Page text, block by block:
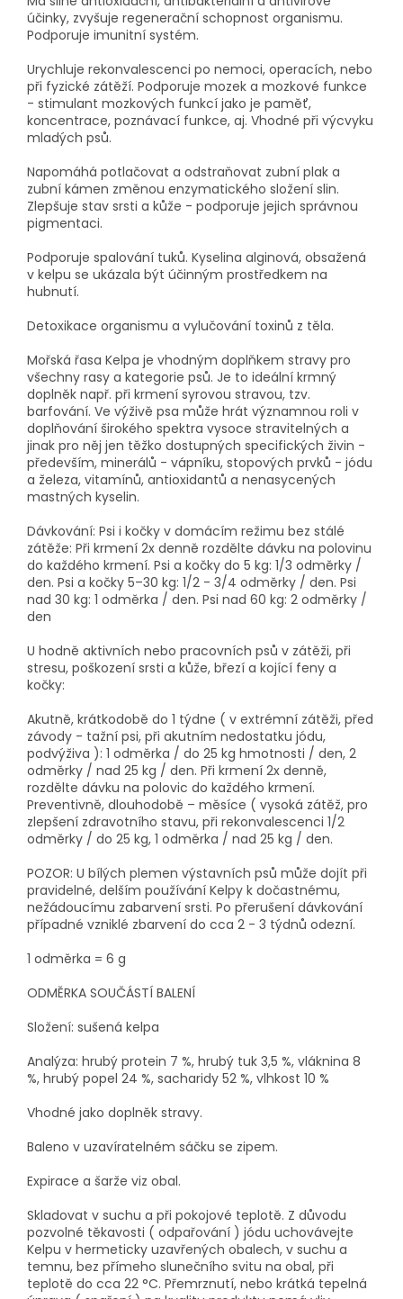
účinky, zvyšuje regenerační schopnost organismu.
Podporuje imunitní systém.
Urychluje rekonvalescenci po nemoci, operacích, nebo
při fyzické zátěží. Podporuje mozek a mozkové funkce
- stimulant mozkových funkcí jako je paměť,
koncentrace, poznávací funkce, aj. Vhodné při výcvyku
mladých psů.
Napomáhá potlačovat a odstraňovat zubní plak a
zubní kámen změnou enzymatického složení slin.
Zlepšuje stav srsti a kůže - podporuje jejich správnou
pigmentaci.
Podporuje spalování tuků. Kyselina alginová, obsažená
v kelpu se ukázala být účinným prostředkem na
hubnutí.
Detoxikace organismu a vylučování toxinů z těla.
Mořská řasa Kelpa je vhodným doplňkem stravy pro
všechny rasy a kategorie psů. Je to ideální krmný
doplněk např. při krmení syrovou stravou, tzv.
barfování. Ve výživě psa může hrát významnou roli v
doplňování širokého spektra vysoce stravitelných a
jinak pro něj jen těžko dostupných specifických živin -
především, minerálů - vápníku, stopových prvků - jódu
a železa, vitamínů, antioxidantů a nenasycených
mastných kyselin.
Dávkování: Psi i kočky v domácím režimu bez stálé
zátěže: Při krmení 2x denně rozdělte dávku na polovinu
do každého krmení. Psi a kočky do 5 kg: 1/3 odměrky /
den. Psi a kočky 5–⁠30 kg: 1/2 - 3/4 odměrky / den. Psi
nad 30 kg: 1 odměrka / den. Psi nad 60 kg: 2 odměrky /
den
U hodně aktivních nebo pracovních psů v zátěži, při
stresu, poškození srsti a kůže, březí a kojící feny a
kočky:
Akutně, krátkodobě do 1 týdne ( v extrémní zátěži, před
závody - tažní psi, při akutním nedostatku jódu,
podvýživa ): 1 odměrka / do 25 kg hmotnosti / den, 2
odměrky / nad 25 kg / den. Při krmení 2x denně,
rozdělte dávku na polovic do každého krmení.
Preventivně, dlouhodobě –⁠ měsíce ( vysoká zátěž, pro
zlepšení zdravotního stavu, při rekonvalescenci 1/2
odměrky / do 25 kg, 1 odměrka / nad 25 kg / den.
POZOR: U bílých plemen výstavních psů může dojít při
pravidelné, delším používání Kelpy k dočastnému,
nežádoucímu zabarvení srsti. Po přerušení dávkování
případné vzniklé zbarvení do cca 2 - 3 týdnů odezní.
1 odměrka = 6 g
ODMĚRKA SOUČÁSTÍ BALENÍ
Složení: sušená kelpa
Analýza: hrubý protein 7 %, hrubý tuk 3,5 %, vláknina 8
%, hrubý popel 24 %, sacharidy 52 %, vlhkost 10 %
Vhodné jako doplněk stravy.
Baleno v uzavíratelném sáčku se zipem.
Expirace a šarže viz obal.
Skladovat v suchu a při pokojové teplotě. Z důvodu
pozvolné těkavosti ( odpařování ) jódu uchovávejte
Kelpu v hermeticky uzavřených obalech, v suchu a
temnu, bez přímeho slunečního svitu na obal, při
teplotě do cca 22 °C. Přemrznutí, nebo krátká tepelná